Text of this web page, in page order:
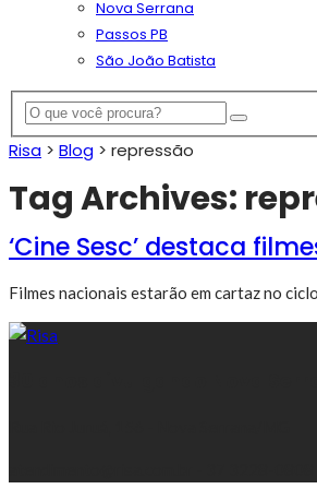
Nova Serrana
Passos PB
São João Batista
Risa > Blog > repressão
Tag Archives:
‘Cine Sesc’ destaca
Filmes nacionais estarão em cartaz no